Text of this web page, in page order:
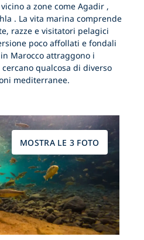
a zone comeAgadir ,
. La vita marina comprende
razze e visitatori pelagici
poco affollati e fondali
Marocco attraggono i
qualcosa di diverso
mediterranee.
MOSTRA LE 3 FOTO